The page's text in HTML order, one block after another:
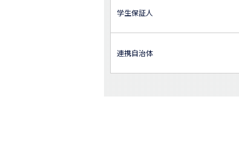
学生保証人
連携自治体